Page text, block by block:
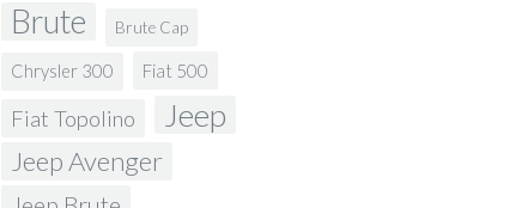
Brute Brute Cap
Chrysler 300 Fiat 500
Fiat Topolino Jeep
Jeep Avenger